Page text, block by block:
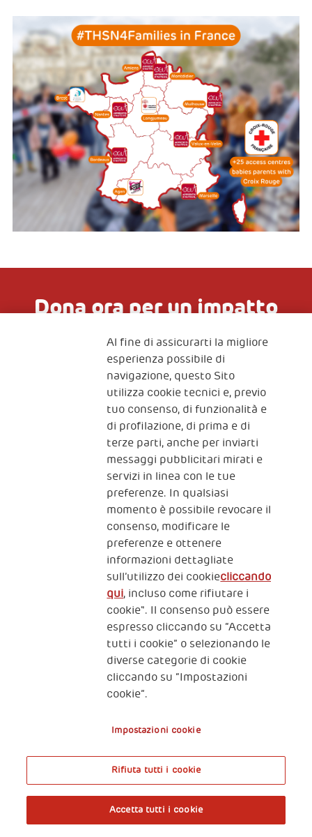
Dona ora per un impatto
concreto
DONA ORA
Scale up impact Impact Investing
Join the network Media
Iscriviti alla newsletter
Fondazione
The Human Safety Net
CONTATTACI
2, Piazza Duca degli Abruzzi 34132
Trieste Italy
Fiscal code (Italy) 90017740326
VAT code 01372940328
A World of Potential
Prenota l’ingresso libero alla mostra
Al fine di assicurarti la migliore
esperienza possibile di
navigazione, questo Sito
utilizza cookie tecnici e, previo
tuo consenso, di funzionalità e
di profilazione, di prima e di
terze parti, anche per inviarti
messaggi pubblicitari mirati e
servizi in linea con le tue
preferenze. In qualsiasi
momento è possibile revocare il
consenso, modificare le
preferenze e ottenere
informazioni dettagliate
sull’utilizzo dei cookiecliccando
qui, incluso come rifiutare i
cookie". Il consenso può essere
espresso cliccando su “Accetta
tutti i cookie” o selezionando le
diverse categorie di cookie
cliccando su “Impostazioni
cookie”.
Impostazioni cookie
Rifiuta tutti i cookie
Accetta tutti i cookie